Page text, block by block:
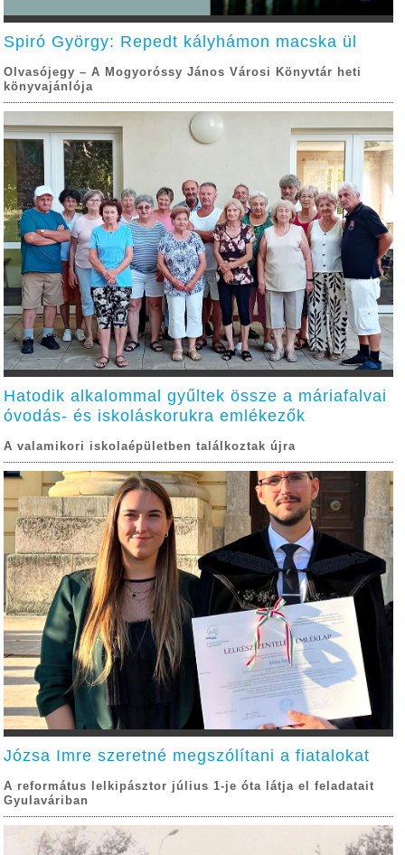
Spiró György: Repedt kályhámon macska ül
Olvasójegy – A Mogyoróssy János Városi Könyvtár heti
könyvajánlója
Hatodik alkalommal gyűltek össze a máriafalvai
óvodás- és iskoláskorukra emlékezők
A valamikori iskolaépületben találkoztak újra
Józsa Imre szeretné megszólítani a fiatalokat
A református lelkipásztor július 1-je óta látja el feladatait
Gyulaváriban